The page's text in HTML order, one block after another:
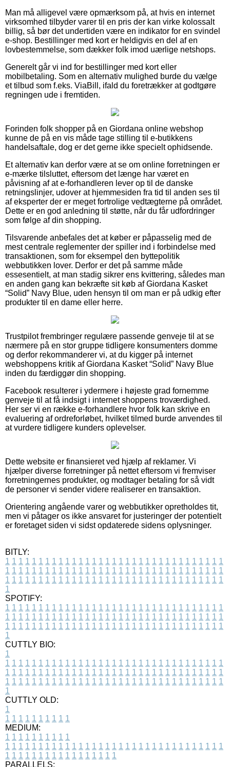
Man må alligevel være opmærksom på, at hvis en internet
virksomhed tilbyder varer til en pris der kan virke kolossalt
billig, så bør det undertiden være en indikator for en svindel
e-shop. Bestillinger med kort er heldigvis en del af en
lovbestemmelse, som dækker folk imod uærlige netshops.
Generelt går vi ind for bestillinger med kort eller
mobilbetaling. Som en alternativ mulighed burde du vælge
et tilbud som f.eks. ViaBill, ifald du foretrækker at godtgøre
regningen ude i fremtiden.
Forinden folk shopper på en Giordana online webshop
kunne de på en vis måde tage stilling til e-butikkens
handelsaftale, dog er det gerne ikke specielt ophidsende.
Et alternativ kan derfor være at se om online forretningen er
e-mærke tilsluttet, eftersom det længe har været en
påvisning af at e-forhandleren lever op til de danske
retningslinjer, udover at hjemmesiden fra tid til anden ses til
af eksperter der er meget fortrolige vedtægterne på området.
Dette er en god anledning til støtte, når du får udfordringer
som følge af din shopping.
Tilsvarende anbefales det at køber er påpasselig med de
mest centrale reglementer der spiller ind i forbindelse med
transaktionen, som for eksempel den byttepolitik
webbutikken lover. Derfor er det på samme måde
essesentielt, at man stadig sikrer ens kvittering, således man
en anden gang kan bekræfte sit køb af Giordana Kasket
“Solid” Navy Blue, uden hensyn til om man er på udkig efter
produkter til en dame eller herre.
Trustpilot frembringer regulære passende genveje til at se
nærmere på en stor gruppe tidligere konsumenters domme
og derfor rekommanderer vi, at du kigger på internet
webshoppens kritik af Giordana Kasket “Solid” Navy Blue
inden du færdiggør din shopping.
Facebook resulterer i ydermere i højeste grad fornemme
genveje til at få indsigt i internet shoppens troværdighed.
Her ser vi en række e-forhandlere hvor folk kan skrive en
evaluering af ordreforløbet, hvilket tilmed burde anvendes til
at vurdere tidligere kunders oplevelser.
Dette website er finansieret ved hjælp af reklamer. Vi
hjælper diverse forretninger på nettet eftersom vi fremviser
forretningernes produkter, og modtager betaling for så vidt
de personer vi sender videre realiserer en transaktion.
Orientering angående varer og webbutikker opretholdes tit,
men vi påtager os ikke ansvaret for justeringer der potentielt
er foretaget siden vi sidst opdaterede sidens oplysninger.
BITLY:
1 1 1 1 1 1 1 1 1 1 1 1 1 1 1 1 1 1 1 1 1 1 1 1 1 1 1 1 1 1 1 1 1
1 1 1 1 1 1 1 1 1 1 1 1 1 1 1 1 1 1 1 1 1 1 1 1 1 1 1 1 1 1 1 1 1
1 1 1 1 1 1 1 1 1 1 1 1 1 1 1 1 1 1 1 1 1 1 1 1 1 1 1 1 1 1 1 1 1
1
SPOTIFY:
1 1 1 1 1 1 1 1 1 1 1 1 1 1 1 1 1 1 1 1 1 1 1 1 1 1 1 1 1 1 1 1 1
1 1 1 1 1 1 1 1 1 1 1 1 1 1 1 1 1 1 1 1 1 1 1 1 1 1 1 1 1 1 1 1 1
1 1 1 1 1 1 1 1 1 1 1 1 1 1 1 1 1 1 1 1 1 1 1 1 1 1 1 1 1 1 1 1 1
1
CUTTLY BIO:
1
1 1 1 1 1 1 1 1 1 1 1 1 1 1 1 1 1 1 1 1 1 1 1 1 1 1 1 1 1 1 1 1 1
1 1 1 1 1 1 1 1 1 1 1 1 1 1 1 1 1 1 1 1 1 1 1 1 1 1 1 1 1 1 1 1 1
1 1 1 1 1 1 1 1 1 1 1 1 1 1 1 1 1 1 1 1 1 1 1 1 1 1 1 1 1 1 1 1 1
1
CUTTLY OLD:
1
1 1 1 1 1 1 1 1 1 1
MEDIUM:
1 1 1 1 1 1 1 1 1 1
1 1 1 1 1 1 1 1 1 1 1 1 1 1 1 1 1 1 1 1 1 1 1 1 1 1 1 1 1 1 1 1 1
1 1 1 1 1 1 1 1 1 1 1 1 1 1 1 1 1
PARALLELS: